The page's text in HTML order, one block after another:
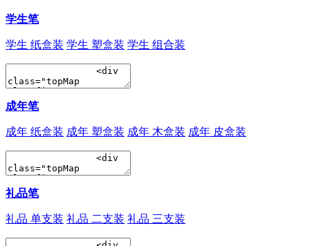
学生笔
学生 纸盒装 学生 塑盒装 学生 组合装
成年笔
成年 纸盒装 成年 塑盒装 成年 木盒装 成年 皮盒装
礼品笔
礼品 单支装 礼品 二支装 礼品 三支装